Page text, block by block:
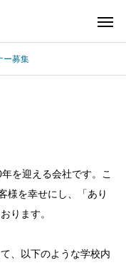
ー募集
を迎える会社です。こ
様を幸せにし、「あり
ります。
、以下のような学校内